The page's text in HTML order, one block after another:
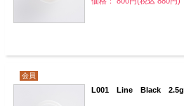
会員
L001 Line Black 2.5g